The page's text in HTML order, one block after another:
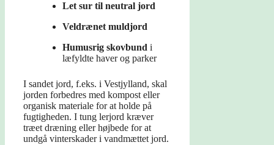
Let sur til neutral jord
Veldrænet muldjord
Humusrig skovbund i
læfyldte haver og parker
I sandet jord, f.eks. i Vestjylland, skal
jorden forbedres med kompost eller
organisk materiale for at holde på
fugtigheden. I tung lerjord kræver
træet dræning eller højbede for at
undgå vinterskader i vandmættet jord.